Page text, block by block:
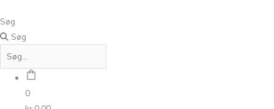
Søg
Søg
0